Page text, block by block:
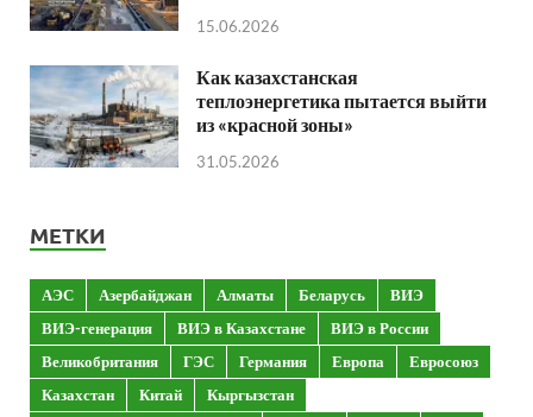
15.06.2026
Как казахстанская
теплоэнергетика пытается выйти
из «красной зоны»
31.05.2026
МЕТКИ
АЭС Азербайджан Алматы Беларусь
ВИЭ
ВИЭ-генерация
ВИЭ в Казахстане
ВИЭ в России
Великобритания
ГЭС Германия Европа
Евросоюз
Казахстан
Китай
Кыргызстан